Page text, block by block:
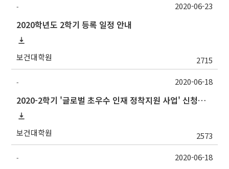
-
2020학년도 2학기 등록 일정 안내
보건대학원 2715
2020-06-23
-
2020-2학기 '글로벌 초우수 인재 정착지원 사업' 신청서 접수 안내
보건대학원 2573
2020-06-18
- 2020-06-18